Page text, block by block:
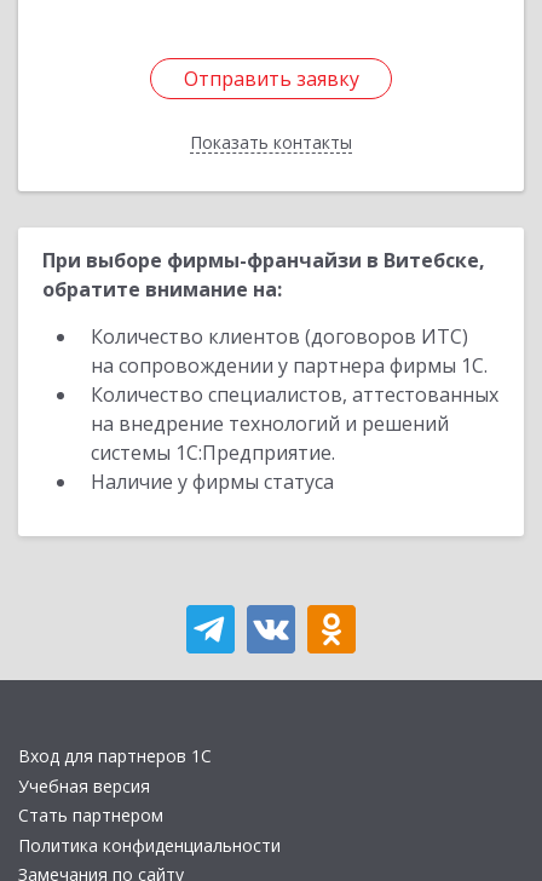
Отправить заявку
Показать контакты
Отправить заявку
Назад
При выборе фирмы-франчайзи в Витебске,
обратите внимание на:
Количество клиентов (договоров ИТС)
на сопровождении у партнера фирмы 1С.
Количество специалистов, аттестованных
на внедрение технологий и решений
системы 1С:Предприятие.
Наличие у фирмы статуса
Вход для партнеров 1С
Учебная версия
Стать партнером
Политика конфиденциальности
Замечания по сайту